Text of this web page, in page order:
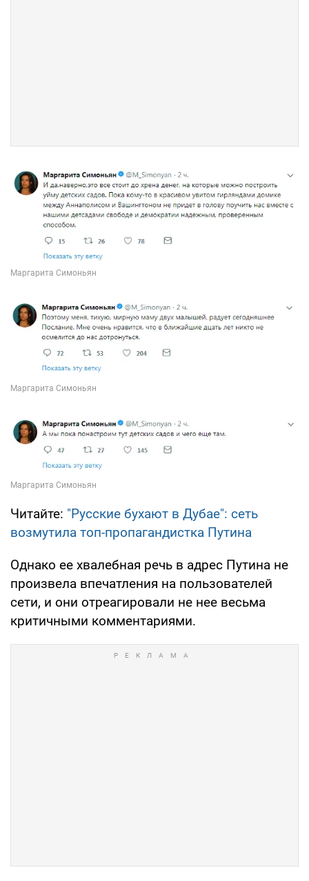
Читайте: "Русские бухают в Дубае": сеть
возмутила топ-пропагандистка Путина
Однако ее хвалебная речь в адрес Путина не
произвела впечатления на пользователей
сети, и они отреагировали не нее весьма
критичными комментариями.